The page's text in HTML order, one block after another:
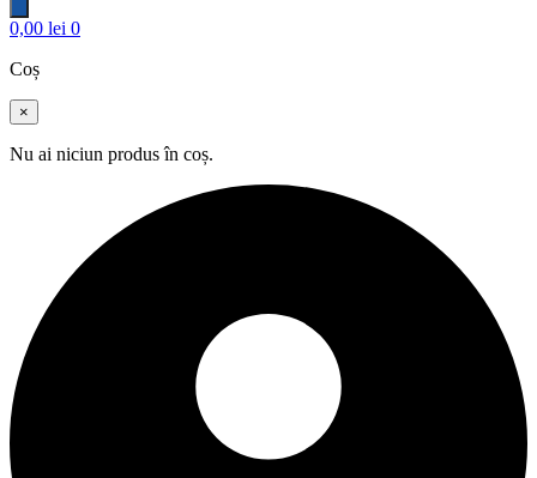
0,00 lei 0
Coș
×
Nu ai niciun produs în coș.